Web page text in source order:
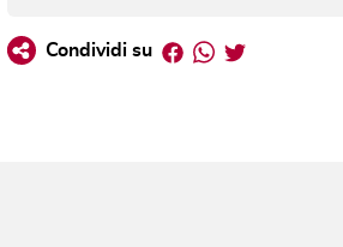
Condividi su Facebook
Whatsapp
Twitter